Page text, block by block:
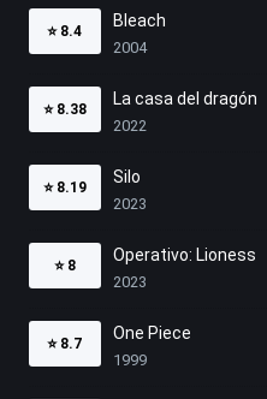
⭐ 8.4
Bleach
2004
⭐ 8.38
La casa del dragón
2022
⭐ 8.19
Silo
2023
⭐ 8
Operativo: Lioness
2023
⭐ 8.7
One Piece
1999